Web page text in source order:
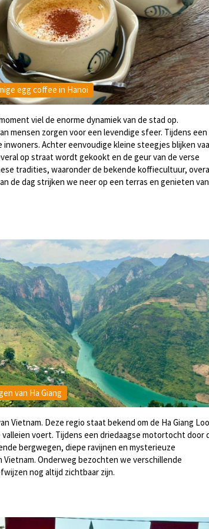
egg coffee in Hanoi
viel de enorme dynamiek van de stad op.
mensen zorgen voor een levendige sfeer. Tijdens een
Achter eenvoudige kleine steegjes blijken
op straat wordt gekookt en de geur van de verse
tradities, waaronder de bekende koffiecultuur,
de dag strijken we neer op een terras en genieten van
van Ha Giang
Vietnam. Deze regio staat bekend om de Ha Giang
voert. Tijdens een driedaagse motortocht door
bergwegen, diepe ravijnen en mysterieuze
Onderweg bezochten we verschillende
nog altijd zichtbaar zijn.